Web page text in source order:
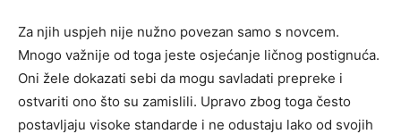
Za njih uspjeh nije nužno povezan samo s novcem.
Mnogo važnije od toga jeste osjećanje ličnog postignuća.
Oni žele dokazati sebi da mogu savladati prepreke i
ostvariti ono što su zamislili. Upravo zbog toga često
postavljaju visoke standarde i ne odustaju lako od svojih